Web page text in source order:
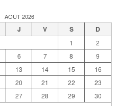
AOÛT 2026
J V S D
1
2
6 7 8
9
13 14 15
16
20 21 22
23
27 28 29
30